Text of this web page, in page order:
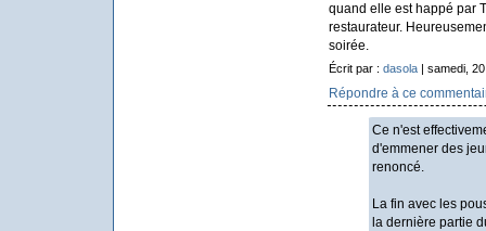
quand elle est happé par
restaurateur.
soirée.
Écrit par : dasola| samedi, 20
Répondre à ce
Ce n'est
d'emmener des
renoncé.
La fin avec les
la dernière partie